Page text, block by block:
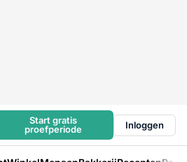
Start gratis
proefperiode
Inloggen